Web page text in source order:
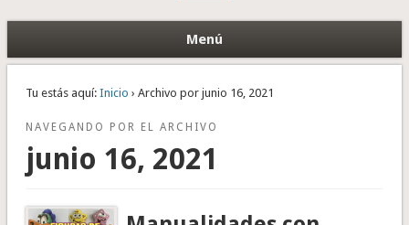
Menú
Tu estás aquí: Inicio › Archivo por junio 16, 2021
NAVEGANDO POR EL ARCHIVO
junio 16, 2021